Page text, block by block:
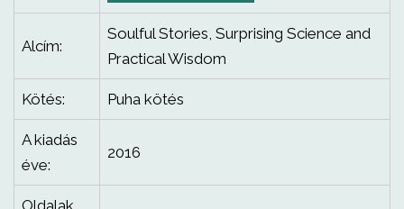
Alcím:
Soulful Stories, Surprising Science and
Practical Wisdom
Kötés: Puha kötés
A kiadás
éve:
2016
Oldalak